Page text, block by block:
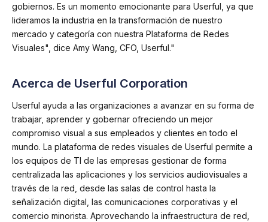
gobiernos. Es un momento emocionante para Userful, ya que
lideramos la industria en la transformación de nuestro
mercado y categoría con nuestra Plataforma de Redes
Visuales", dice Amy Wang, CFO, Userful."
Acerca de Userful Corporation
Userful ayuda a las organizaciones a avanzar en su forma de
trabajar, aprender y gobernar ofreciendo un mejor
compromiso visual a sus empleados y clientes en todo el
mundo. La plataforma de redes visuales de Userful permite a
los equipos de TI de las empresas gestionar de forma
centralizada las aplicaciones y los servicios audiovisuales a
través de la red, desde las salas de control hasta la
señalización digital, las comunicaciones corporativas y el
comercio minorista. Aprovechando la infraestructura de red,